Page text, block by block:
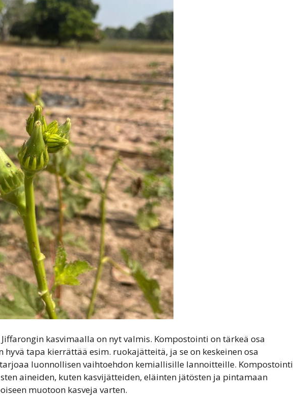
kasvimaalla on nyt valmis. Kompostointi on tärkeä osa
hyvä tapa kierrättää esim. ruokajätteitä, ja se on keskeinen osa
luonnollisen vaihtoehdon kemiallisille lannoitteille. Kompostointi
aineiden, kuten kasvijätteiden, eläinten jätösten ja pintamaan
muotoon kasveja varten.